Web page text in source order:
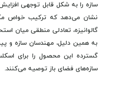
سازه را به شکل قابل توجهی
نشان می‌دهد که ترکیب خواص
گالوانیزه، تعادلی منطقی میان
به همین دلیل، مهندسان سازه و
گسترده این محصول را برای
سازه‌های فضای باز توصیه می‌کنند.